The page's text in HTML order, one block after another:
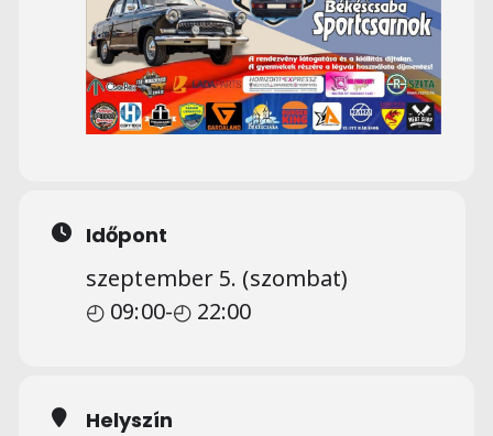
Időpont
szeptember 5. (szombat)
◴ 09:00-◴ 22:00
Helyszín